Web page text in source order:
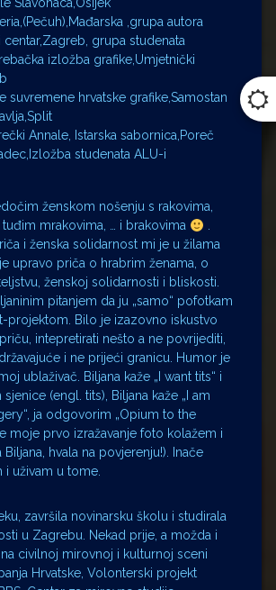
Slavonaca,Osijek
,grupa autora
centar,Zagreb, grupa studenata
izložba grafike,Umjetnički
suvremene hrvatske grafike,Samostan
Annale, Istarska sabornica,Poreč
studenata ALU-i
ženskom nošenju s rakovima,
mrakovima, … i brakovima
.
i ženska solidarnost mi je u žilama
upravo priča o hrabrim ženama, o
ženskoj solidarnosti i bliskosti.
pitanjem da ju „samo“ pofotkam
projektom. Bilo je izazovno iskustvo
intepretirati nešto a ne povrijediti,
i ne prijeći granicu. Humor je
ublaživač. Biljana kaže „I want tits“ i
(engl. tits), Biljana kaže „I am
ja odgovorim „Opium to the
moje prvo izražavanje foto kolažem i
hvala na povjerenju!). Inače
i uživam u tome.
završila novinarsku školu i studirala
u Zagrebu. Nekad prije, a možda i
civilnoj mirovnoj i kulturnoj sceni
Hrvatske, Volonterski projekt